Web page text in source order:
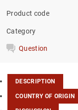
Product code
Category
Question
DESCRIPTION
COUNTRY OF ORIGIN